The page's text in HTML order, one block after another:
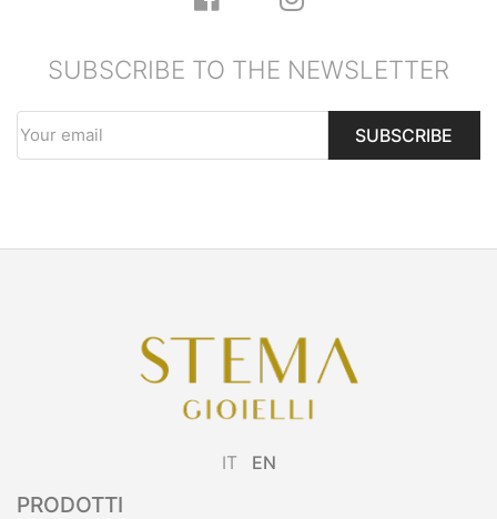
SUBSCRIBE TO THE NEWSLETTER
SUBSCRIBE
IT EN
PRODOTTI